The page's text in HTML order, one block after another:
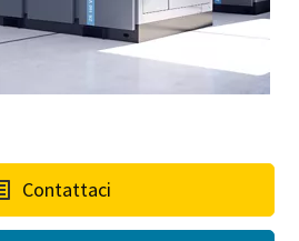
Contattaci